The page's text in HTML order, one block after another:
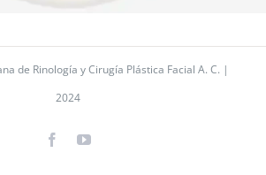
de Rinología y Cirugía Plástica Facial A. C. |
2024
FacebookYouTube